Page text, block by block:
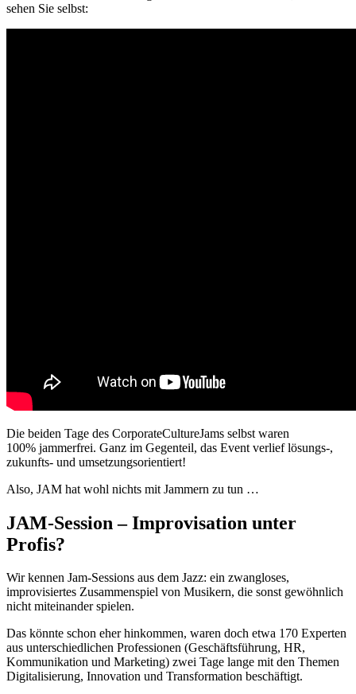
sehen Sie selbst:
Die beiden Tage des CorporateCultureJams selbst waren
100% jammerfrei. Ganz im Gegenteil, das Event verlief lösungs-,
zukunfts- und umsetzungsorientiert!
Also, JAM hat wohl nichts mit Jammern zu tun …
JAM-Session – Improvisation unter
Profis?
Wir kennen Jam-Sessions aus dem Jazz: ein zwangloses,
improvisiertes Zusammenspiel von Musikern, die sonst gewöhnlich
nicht miteinander spielen.
Das könnte schon eher hinkommen, waren doch etwa 170 Experten
aus unterschiedlichen Professionen (Geschäftsführung, HR,
Kommunikation und Marketing) zwei Tage lange mit den Themen
Digitalisierung, Innovation und Transformation beschäftigt.